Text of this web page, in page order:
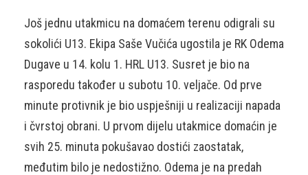
Još jednu utakmicu na domaćem terenu odigrali su
sokolići U13. Ekipa Saše Vučića ugostila je RK Odema
Dugave u 14. kolu 1. HRL U13. Susret je bio na
rasporedu također u subotu 10. veljače. Od prve
minute protivnik je bio uspješniji u realizaciji napada
i čvrstoj obrani. U prvom dijelu utakmice domaćin je
svih 25. minuta pokušavao dostići zaostatak,
međutim bilo je nedostižno. Odema je na predah